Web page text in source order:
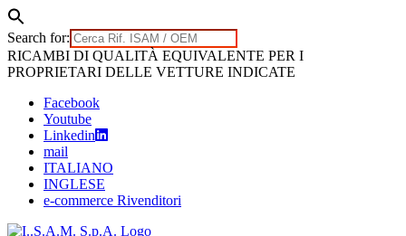
Search for:
Skip
to
RICAMBI DI QUALITÀ EQUIVALENTE PER I
PROPRIETARI DELLE VETTURE INDICATE
Facebook
Youtube
Linkedin
mail
ITALIANO
INGLESE
e-commerce Rivenditori